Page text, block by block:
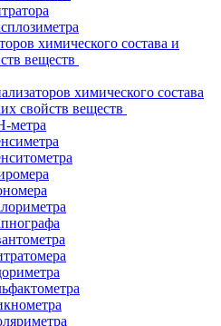
химического состава и
веществ
химического состава
свойств веществ
метра